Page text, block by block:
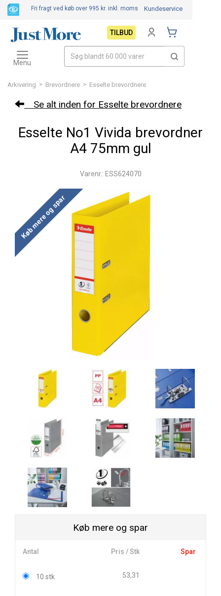
Arkivering > Brevordnere > Esselte brevordnere
Se alt inden for Esselte brevordnere
Esselte No1 Vivida brevordner
A4 75mm gul
Varenr.: ESS624070
Køb mere og spar
Køb mere og spar
Antal Pris / Stk Spar
10 stk 53,31
Fri fragt ved køb over 995 kr. inkl. moms Kundeservice
TILBUD
Toggle
navigation
Menu